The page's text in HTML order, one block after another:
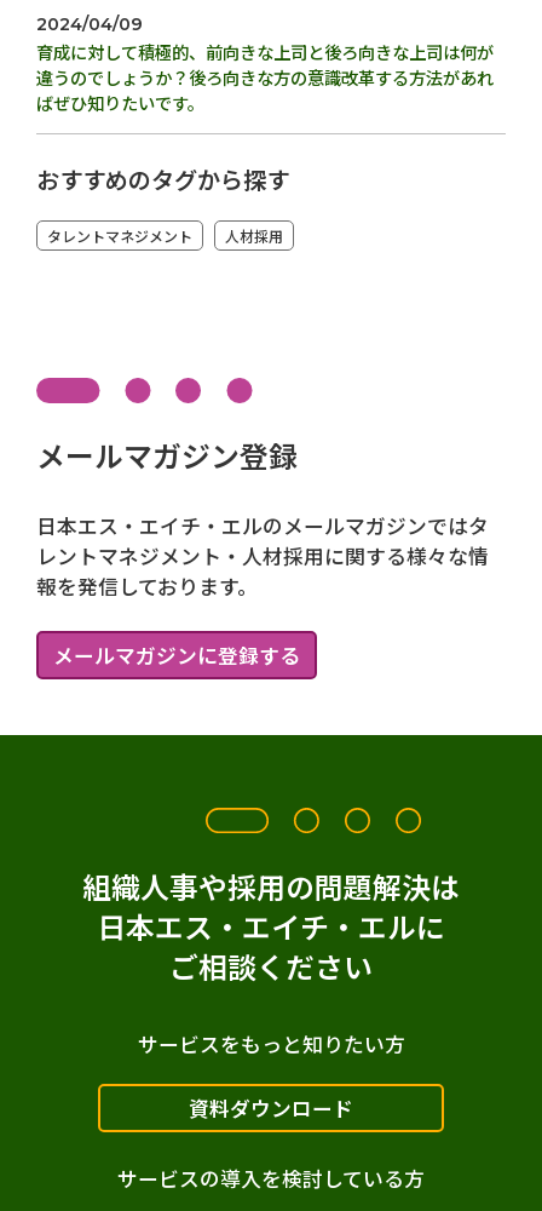
2024/04/09
育成に対して積極的、前向きな上司と後ろ向きな上司は何が
違うのでしょうか？後ろ向きな方の意識改革する方法があれ
ばぜひ知りたいです。
おすすめのタグから探す
タレントマネジメント 人材採用
メールマガジン登録
日本エス・エイチ・エルのメールマガジンではタ
レントマネジメント・人材採用に関する様々な情
報を発信しております。
メールマガジンに登録する
組織人事や採用の問題解決は
日本エス・エイチ・エルに
ご相談ください
サービスをもっと知りたい方
資料ダウンロード
サービスの導入を検討している方